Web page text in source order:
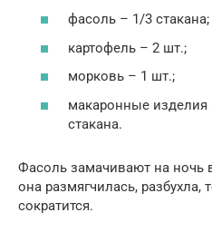
фасоль – 1/3 стакана;
картофель – 2 шт.;
морковь – 1 шт.;
макаронные
стакана.
Фасоль замачивают на ночь
она размягчилась, разбухла,
сократится.